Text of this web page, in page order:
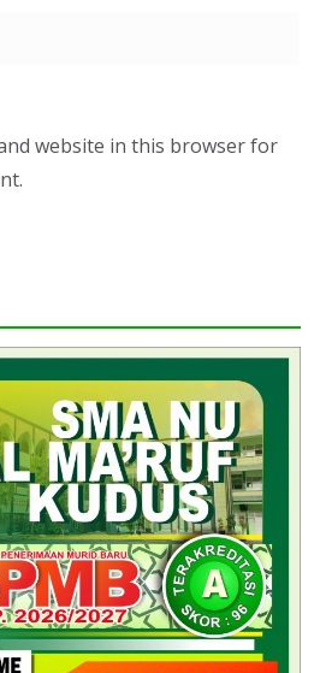
website in this browser for